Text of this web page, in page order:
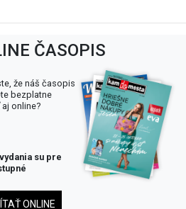
ČASOPIS
že náš časopis
bezplatne
online?
su pre
ONLINE